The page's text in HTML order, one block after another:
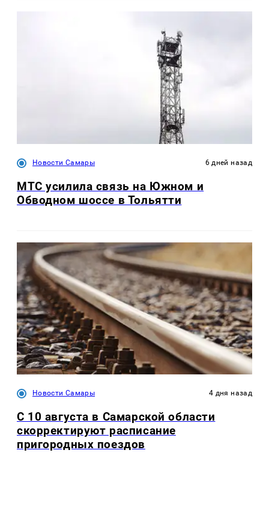
Новости Самары 6 дней назад
МТС усилила связь на Южном и
Обводном шоссе в Тольятти
Новости Самары 4 дня назад
С 10 августа в Самарской области
скорректируют расписание
пригородных поездов